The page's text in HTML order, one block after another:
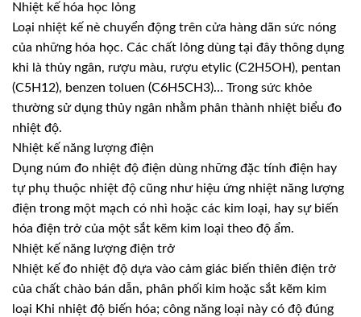
Nhiệt kế hóa học lỏng
Loại nhiệt kế nè chuyển động trên cửa hàng dãn sức nóng
của những hóa học. Các chất lỏng dùng tại đây thông dụng
khi là thủy ngân, rượu màu, rượu etylic (C2H5OH), pentan
(C5H12), benzen toluen (C6H5CH3)… Trong sức khỏe
thường sử dụng thủy ngân nhằm phân thành nhiệt biểu đo
nhiệt độ.
Nhiệt kế năng lượng điện
Dụng núm đo nhiệt độ điện dùng những đặc tính điện hay
tự phụ thuộc nhiệt độ cũng như hiệu ứng nhiệt năng lượng
điện trong một mạch có nhì hoặc các kim loại, hay sự biến
hóa điện trở của một sắt kẽm kim loại theo độ ẩm.
Nhiệt kế năng lượng điện trở
Nhiệt kế đo nhiệt độ dựa vào cảm giác biến thiên điện trở
của chất chào bán dẫn, phân phối kim hoặc sắt kẽm kim
loại Khi nhiệt độ biến hóa; công năng loại này có độ đúng